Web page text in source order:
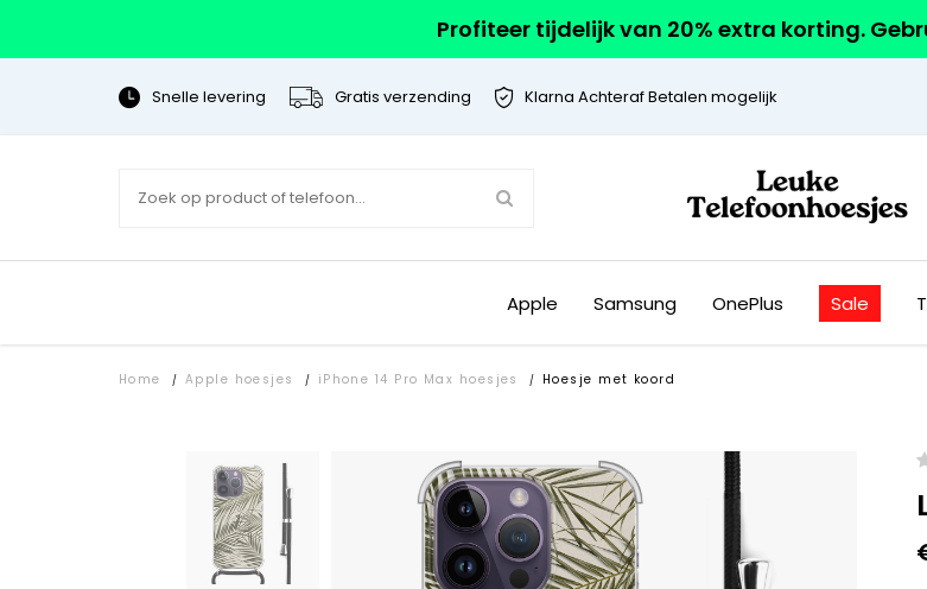
Profiteer tijdelijk van 20% extra korting.
Snelle levering Gratis verzending Klarna Achteraf Betalen mogelijk
Apple Samsung OnePlus Sale
Home / Apple hoesjes / iPhone 14 Pro Max hoesjes / Hoesje met koord